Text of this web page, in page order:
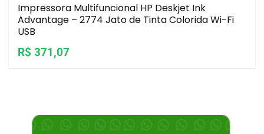
Impressora Multifuncional HP Deskjet Ink
Advantage – 2774 Jato de Tinta Colorida Wi-Fi
USB
R$ 371,07